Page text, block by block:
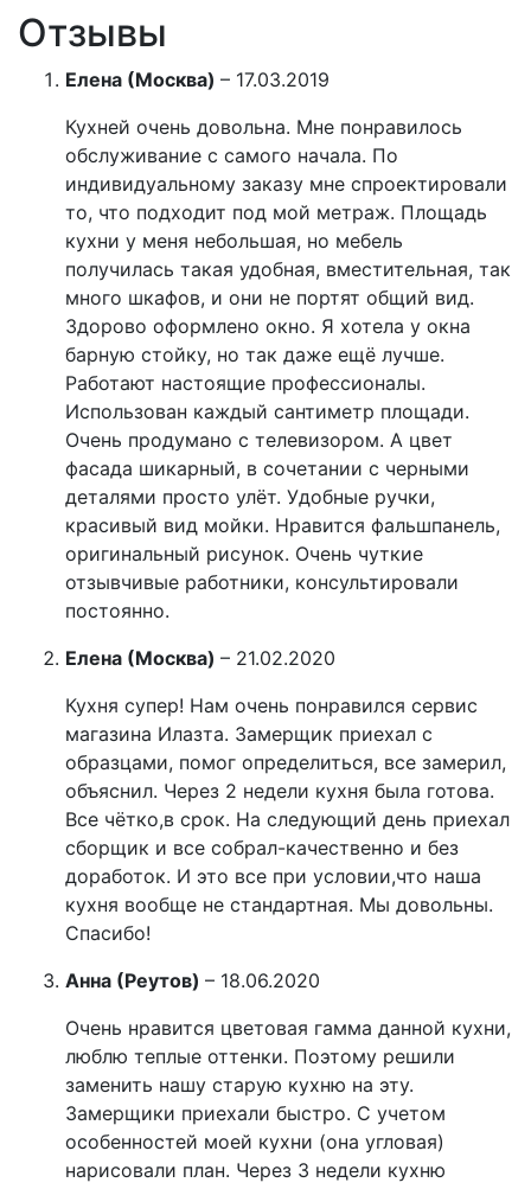
Отзывы
Елена (Москва) – 17.03.2019
Кухней очень довольна. Мне понравилось
обслуживание с самого начала. По
индивидуальному заказу мне спроектировали
то, что подходит под мой метраж. Площадь
кухни у меня небольшая, но мебель
получилась такая удобная, вместительная, так
много шкафов, и они не портят общий вид.
Здорово оформлено окно. Я хотела у окна
барную стойку, но так даже ещё лучше.
Работают настоящие профессионалы.
Использован каждый сантиметр площади.
Очень продумано с телевизором. А цвет
фасада шикарный, в сочетании с черными
деталями просто улёт. Удобные ручки,
красивый вид мойки. Нравится фальшпанель,
оригинальный рисунок. Очень чуткие
отзывчивые работники, консультировали
постоянно.
Елена (Москва) – 21.02.2020
Кухня супер! Нам очень понравился сервис
магазина Илазта. Замерщик приехал с
образцами, помог определиться, все замерил,
объяснил. Через 2 недели кухня была готова.
Все чётко,в срок. На следующий день приехал
сборщик и все собрал-качественно и без
доработок. И это все при условии,что наша
кухня вообще не стандартная. Мы довольны.
Спасибо!
Анна (Реутов) – 18.06.2020
Очень нравится цветовая гамма данной кухни,
люблю теплые оттенки. Поэтому решили
заменить нашу старую кухню на эту.
Замерщики приехали быстро. С учетом
особенностей моей кухни (она угловая)
нарисовали план. Через 3 недели кухню